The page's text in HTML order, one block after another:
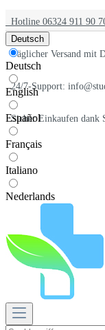
Hotline 06324 911 90
Täglicher Versand mit
24/7-Support:
Sicher Einkaufen dank
Deutsch
Deutsch
English
Español
Français
Italiano
Nederlands